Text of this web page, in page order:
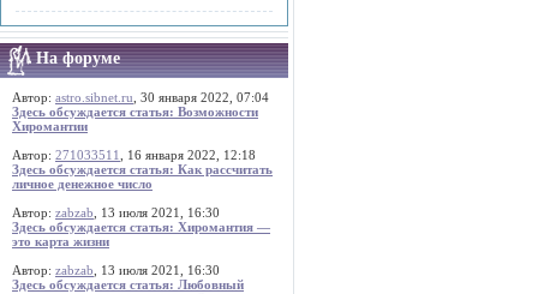
На форуме
Автор: astro.sibnet.ru , 30 января 2022, 07:04
Здесь обсуждается статья: Возможности
Хиромантии
Автор: 271033511
, 16 января 2022, 12:18
Здесь обсуждается статья: Как рассчитать
личное денежное число
Автор: zabzab , 13 июля 2021, 16:30
Здесь обсуждается статья: Хиромантия —
это карта жизни
Автор: zabzab , 13 июля 2021, 16:30
Здесь обсуждается статья: Любовный